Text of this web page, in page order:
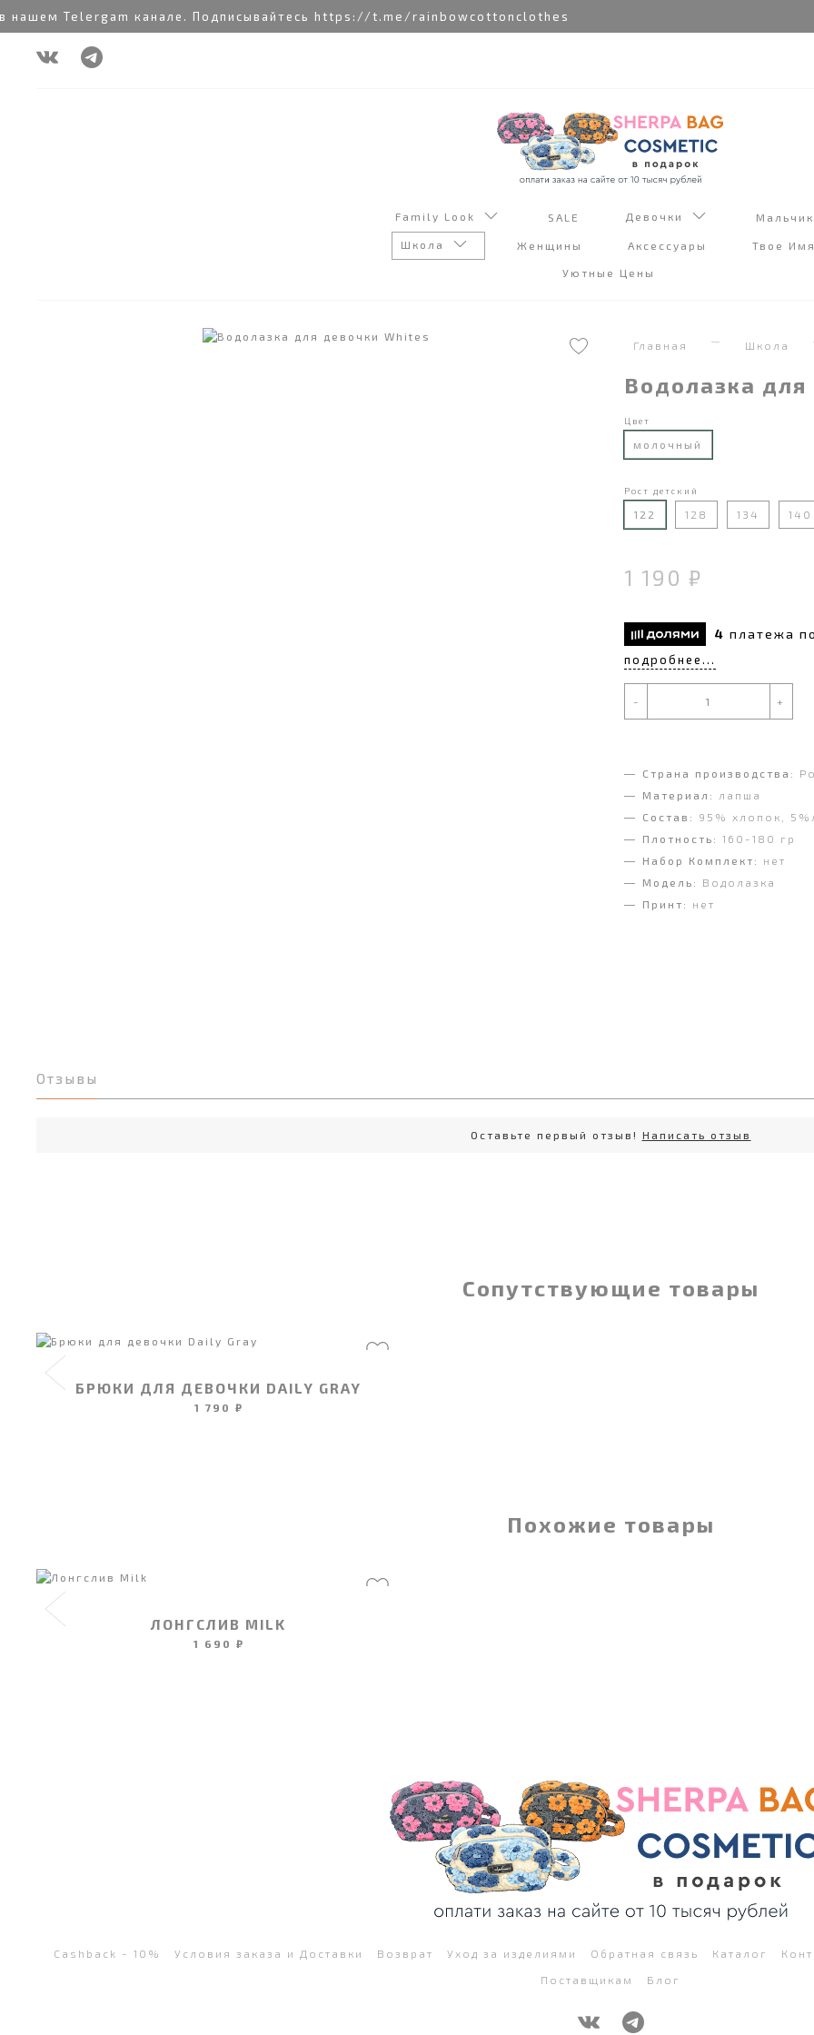
Telergam канале. Подписывайтесь https://t.me/rainbowcottonclothes
Family Look SALE Девочки
Школа Женщины Аксессуары Твое Имя
Уютные Цены
Главная Школа
Водолазка
Цвет
молочный
Рост детский
122 128 134 140
1 190 ₽
4 платежа по
подробнее...
- +
Страна производства:
Материал:
лапша
Состав:
95% хлопок,
Плотность: 160-180 гр
Набор Комплект:
нет
Модель:
Водолазка
Принт:
нет
Отзывы
Оставьте первый отзыв! Написать отзыв
Сопутствующие товары
БРЮКИ ДЛЯ ДЕВОЧКИ DAILY GRAY
1 790 ₽
Похожие товары
ЛОНГСЛИВ MILK
1 690 ₽
Cashback - 10% Условия заказа и Доставки Возврат Уход за изделиями Обратная связь Каталог
Поставщикам Блог